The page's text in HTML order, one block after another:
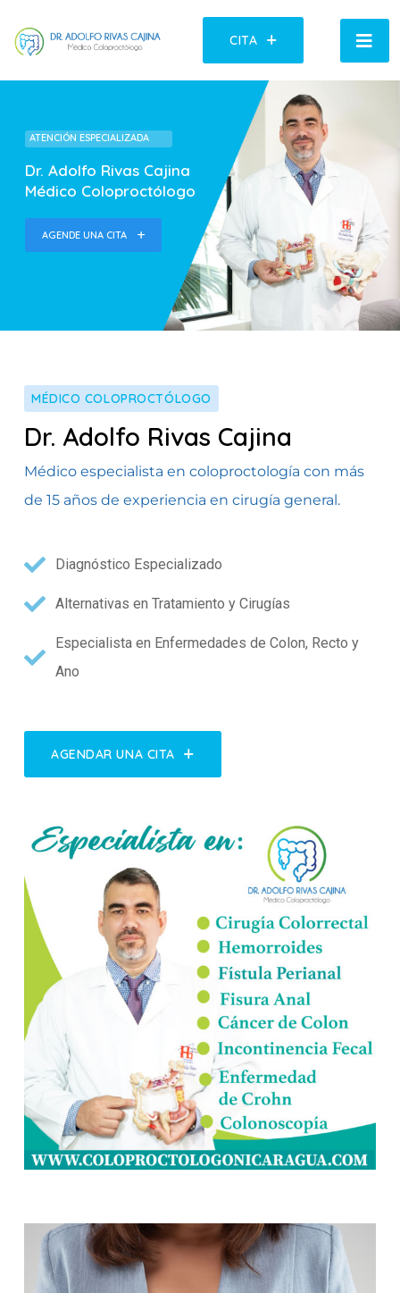
CITA
ATENCIÓN ESPECIALIZADA
Dr. Adolfo Rivas Cajina
Médico Coloproctólogo
AGENDE UNA CITA
MÉDICO COLOPROCTÓLOGO
Dr. Adolfo Rivas Cajina
Médico especialista en coloproctología con más
de 15 años de experiencia en cirugía general.
Diagnóstico Especializado
Alternativas en Tratamiento y Cirugías
Especialista en Enfermedades de Colon, Recto y
Ano
AGENDAR UNA CITA